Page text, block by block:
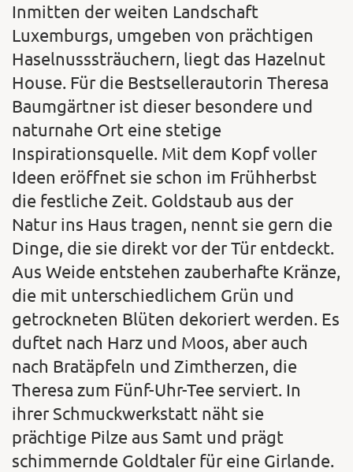
Inmitten der weiten Landschaft
Luxemburgs, umgeben von prächtigen
Haselnusssträuchern, liegt das Hazelnut
House. Für die Bestsellerautorin Theresa
Baumgärtner ist dieser besondere und
naturnahe Ort eine stetige
Inspirationsquelle. Mit dem Kopf voller
Ideen eröffnet sie schon im Frühherbst
die festliche Zeit. Goldstaub aus der
Natur ins Haus tragen, nennt sie gern die
Dinge, die sie direkt vor der Tür entdeckt.
Aus Weide entstehen zauberhafte Kränze,
die mit unterschiedlichem Grün und
getrockneten Blüten dekoriert werden. Es
duftet nach Harz und Moos, aber auch
nach Bratäpfeln und Zimtherzen, die
Theresa zum Fünf-Uhr-Tee serviert. In
ihrer Schmuckwerkstatt näht sie
prächtige Pilze aus Samt und prägt
schimmernde Goldtaler für eine Girlande.